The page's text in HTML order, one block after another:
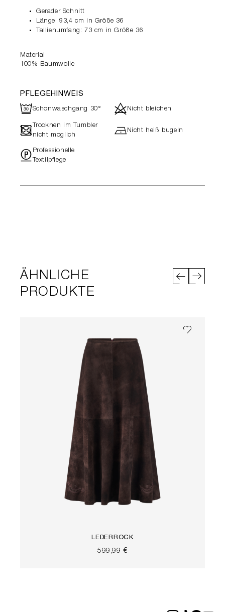
Gerader Schnitt
Länge: 93,4 cm in Größe 36
Tallienumfang: 73 cm in Größe 36
Material
100% Baumwolle
PFLEGEHINWEIS
RSchonwaschgang 30° dNicht bleichen
- Trocknen im Tumbler
nicht möglich
hNicht heiß bügeln
"Professionelle
Textilpflege
ÄHNLICHE
PRODUKTE
LEDERROCK
599,99 €